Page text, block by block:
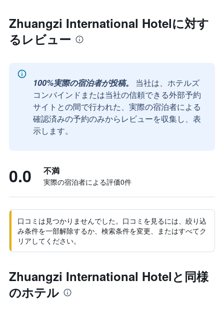
Zhuangzi International Hotelに対す
るレビュー
100%実際の宿泊者が投稿。
当社は、ホテルズ
コンバインドまたは当社の信頼できる外部予約
サイトとの間で行われた、実際の宿泊者による
確認済みの予約のみからレビューを収集し、表
示します。
0.0 不満
実際の宿泊者による評価0​件
口コミは見つかりませんでした。口コミを見るには、絞り込
み条件を一部解除するか、検索条件を変更、またはすべてク
リアしてください。
Zhuangzi International Hotelと同様
のホテル